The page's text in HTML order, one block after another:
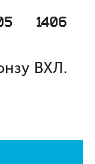
1406
ВХЛ.